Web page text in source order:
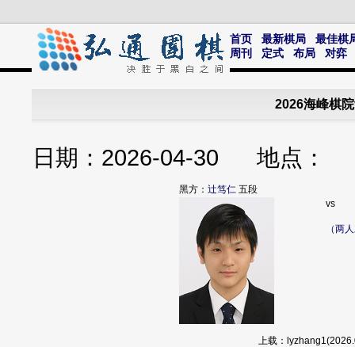
首页 最新棋局
最佳棋
周刊
定式 布局 对弈
2026海峰棋
日期：2026-04-30 地点
黑方： 辻笃仁 五段
vs
（两
上载：